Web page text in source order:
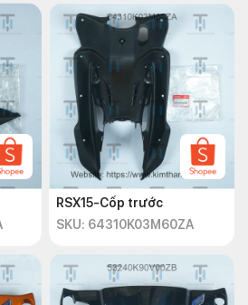
RSX15-Cốp trước
SKU: 64310K03M60ZA